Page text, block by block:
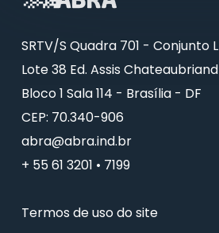
SRTV/S Quadra 701 - Conjunto L
Lote 38 Ed. Assis Chateaubriand
Bloco 1 Sala 114 - Brasília - DF
CEP: 70.340-906
abra@abra.ind.br
+ 55 61 3201 • 7199
Termos de uso do site